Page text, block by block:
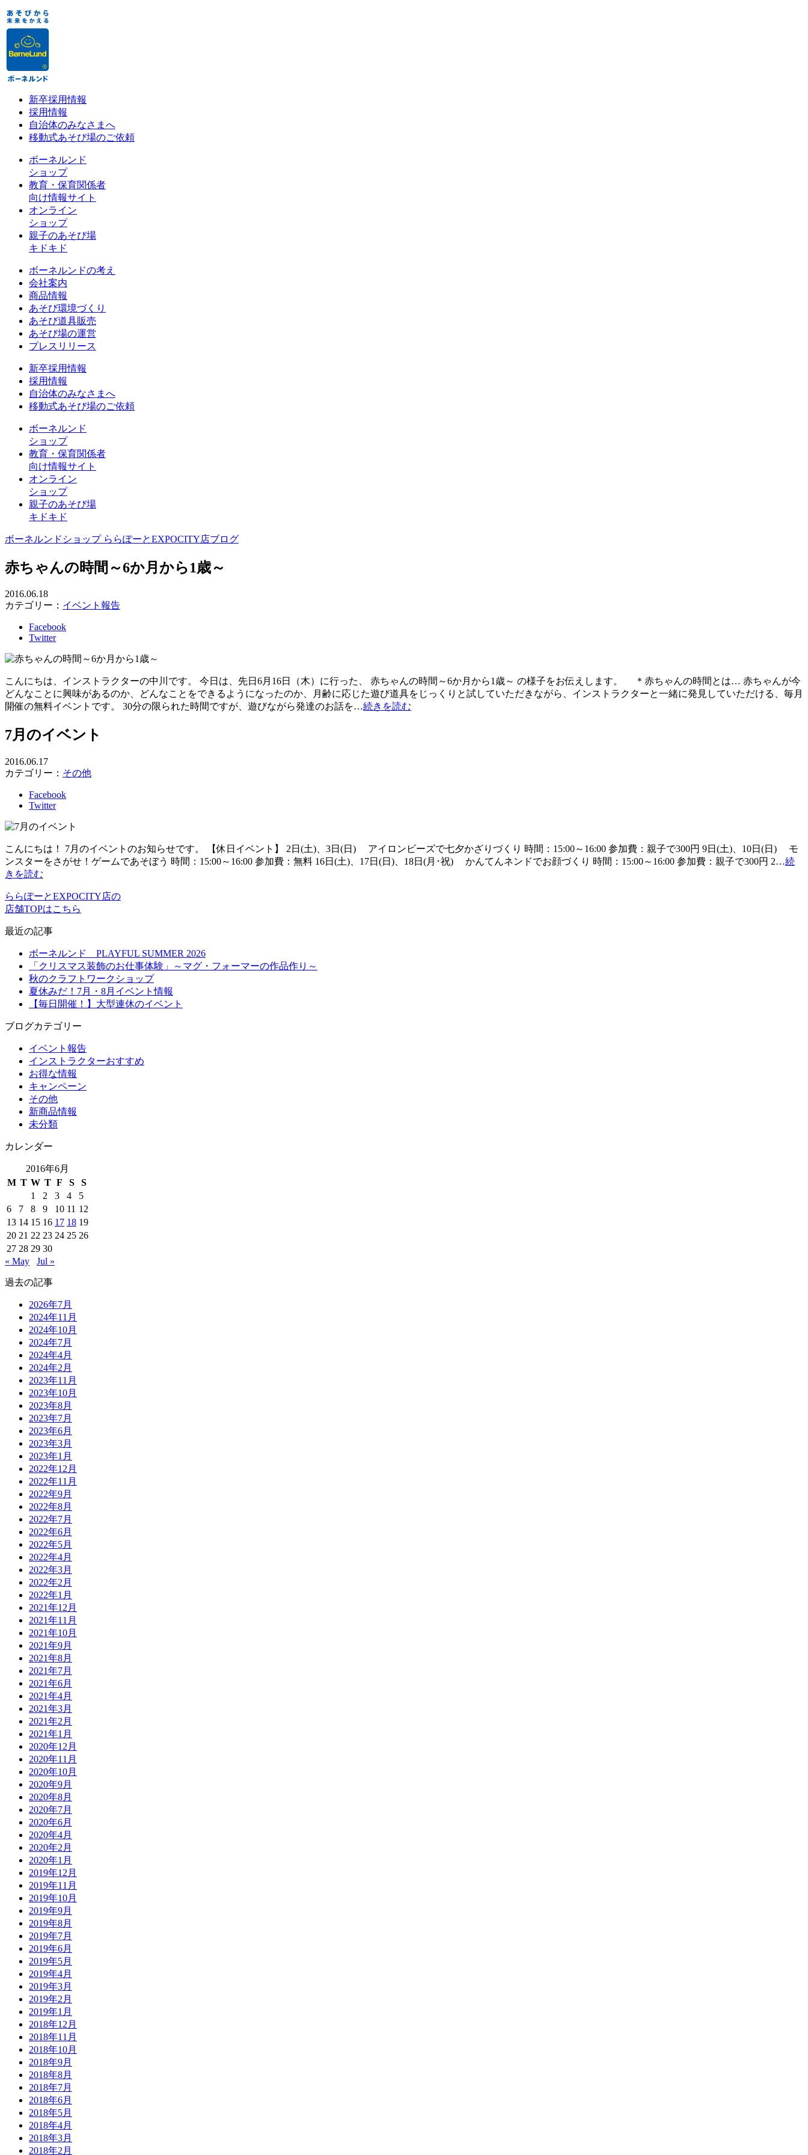
新卒採用情報
採用情報
自治体のみなさまへ
移動式あそび場のご依頼
ボーネルンド
ショップ
教育・保育関係者
向け情報サイト
オンライン
ショップ
親子のあそび場
キドキド
ボーネルンドの考え
会社案内
商品情報
あそび環境づくり
あそび道具販売
あそび場の運営
プレスリリース
新卒採用情報
採用情報
自治体のみなさまへ
移動式あそび場のご依頼
ボーネルンド
ショップ
教育・保育関係者
向け情報サイト
オンライン
ショップ
親子のあそび場
キドキド
ボーネルンドショップ ららぽーとEXPOCITY店ブログ
赤ちゃんの時間～6か月から1歳～
2016.06.18
カテゴリー： イベント報告
Facebook
Twitter
こんにちは、インストラクターの中川です。 今日は、先日6月16日（木）に行った、 赤ちゃんの時間～6か月から1歳～ の様子をお伝えします。 ＊赤ちゃんの時間とは… 赤ちゃんが今
どんなことに興味があるのか、どんなことをできるようになったのか、月齢に応じた遊び道具をじっくりと試していただきながら、インストラクターと一緒に発見していただける、毎月
開催の無料イベントです。 30分の限られた時間ですが、遊びながら発達のお話を…続きを読む
7月のイベント
2016.06.17
カテゴリー： その他
Facebook
Twitter
こんにちは！ 7月のイベントのお知らせです。 【休日イベント】 2日(土)、3日(日) アイロンビーズで七夕かざりづくり 時間：15:00～16:00 参加費：親子で300円 9日(土)、10日(日) モ
ンスターをさがせ！ゲームであそぼう 時間：15:00～16:00 参加費：無料 16日(土)、17日(日)、18日(月･祝) かんてんネンドでお顔づくり 時間：15:00～16:00 参加費：親子で300円 2…続
きを読む
ららぽーとEXPOCITY店の
店舗TOPはこちら
最近の記事
ボーネルンド PLAYFUL SUMMER 2026
「クリスマス装飾のお仕事体験」～マグ・フォーマーの作品作り～
秋のクラフトワークショップ
夏休みだ！7月・8月イベント情報
【毎日開催！】大型連休のイベント
ブログカテゴリー
イベント報告
インストラクターおすすめ
お得な情報
キャンペーン
その他
新商品情報
未分類
カレンダー
2016年6月
M T W T F S
S
1
2 3 4
5
6
7 8 9 10 11 12
13 14 15 16 17 18 19
20 21 22 23 24 25 26
27 28 29 30
« May
Jul »
過去の記事
2026年7月
2024年11月
2024年10月
2024年7月
2024年4月
2024年2月
2023年11月
2023年10月
2023年8月
2023年7月
2023年6月
2023年3月
2023年1月
2022年12月
2022年11月
2022年9月
2022年8月
2022年7月
2022年6月
2022年5月
2022年4月
2022年3月
2022年2月
2022年1月
2021年12月
2021年11月
2021年10月
2021年9月
2021年8月
2021年7月
2021年6月
2021年4月
2021年3月
2021年2月
2021年1月
2020年12月
2020年11月
2020年10月
2020年9月
2020年8月
2020年7月
2020年6月
2020年4月
2020年2月
2020年1月
2019年12月
2019年11月
2019年10月
2019年9月
2019年8月
2019年7月
2019年6月
2019年5月
2019年4月
2019年3月
2019年2月
2019年1月
2018年12月
2018年11月
2018年10月
2018年9月
2018年8月
2018年7月
2018年6月
2018年5月
2018年4月
2018年3月
2018年2月